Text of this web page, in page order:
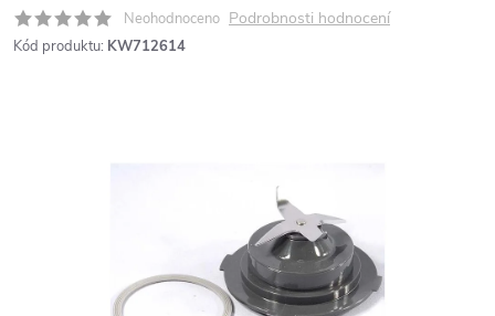
Neohodnoceno Podrobnosti hodnocení
Kód produktu: KW712614